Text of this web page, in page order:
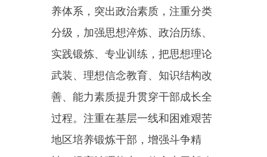
流，综合运用援派、挂职等方式，
加大对国家重大战略选派干部支持
力度。
第二十五条建立健全管思想、
管工作、管作风、管纪律的从严管
理体系，聚焦领导干部特别是党政
正职，突出对干部做到“两个维
护”、遵守党章党规党纪和宪法法